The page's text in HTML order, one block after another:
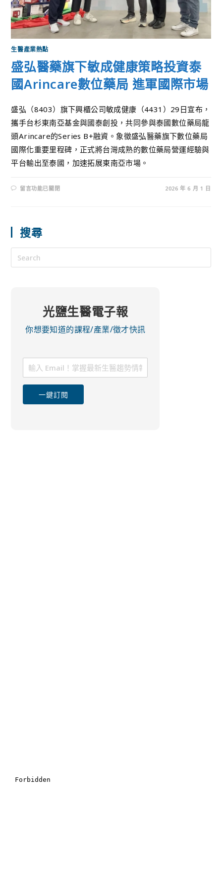
生醫產業熱點
盛弘醫藥旗下敏成健康策略投資泰
國Arincare數位藥局 進軍國際市場
盛弘（8403）旗下興櫃公司敏成健康（4431）29日宣布，
攜手台杉東南亞基金與國泰創投，共同參與泰國數位藥局龍
頭Arincare的Series B+融資。象徵盛弘醫藥旗下數位藥局
國際化重要里程碑，正式將台灣成熟的數位藥局營運經驗與
平台輸出至泰國，加速拓展東南亞市場。
留言功能已關閉 2026 年 6 月 1 日
搜尋
光鹽生醫電子報
你想要知道的課程/產業/徵才快訊
一鍵訂閱